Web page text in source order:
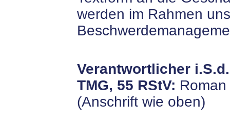
werden im Rahmen
Verantwortlicher
TMG, 55 RStV:
(Anschrift wie oben)